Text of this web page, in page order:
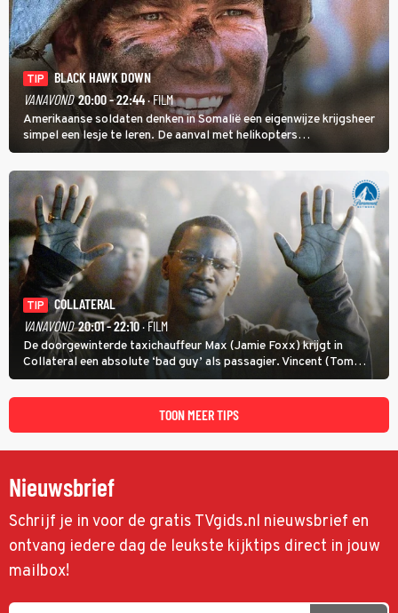
TIP
BLACK HAWK DOWN
VANAVOND 20:00 - 22:44· FILM
Amerikaanse soldaten denken in Somalië een eigenwijze krijgsheer
simpel een lesje te leren. De aanval met helikopters
verloopt in Black Hawk down dramatisch.
TIP
COLLATERAL
VANAVOND 20:01 - 22:10· FILM
De doorgewinterde taxichauffeur Max (Jamie Foxx) krijgt in
Collateral een absolute ‘bad guy’ als passagier. Vincent (Tom
Cruise) heeft hem nodig om hem de stad door te loodsen om een
wel heel lugubere reden.
TOON MEER TIPS
Nieuwsbrief
Schrijf je in voor de gratis TVgids.nl nieuwsbrief en
ontvang iedere dag de leukste kijktips direct in jouw
mailbox!